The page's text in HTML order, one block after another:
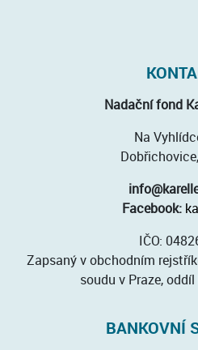
Nadační fond
Na
Facebook:
IČO:
Zapsaný v obchodním
soudu v Praze,
BANKOVNÍ